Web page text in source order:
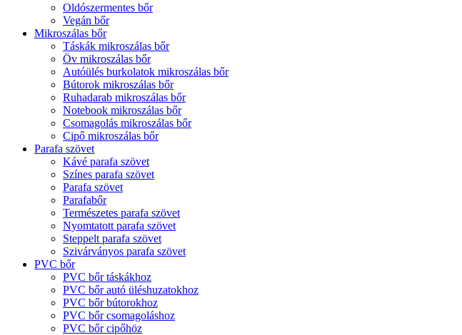
Oldószermentes bőr
Vegán bőr
Mikroszálas bőr
Táskák mikroszálas bőr
Öv mikroszálas bőr
Autóülés burkolatok mikroszálas bőr
Bútorok mikroszálas bőr
Ruhadarab mikroszálas bőr
Notebook mikroszálas bőr
Csomagolás mikroszálas bőr
Cipő mikroszálas bőr
Parafa szövet
Kávé parafa szövet
Színes parafa szövet
Parafa szövet
Parafabőr
Természetes parafa szövet
Nyomtatott parafa szövet
Steppelt parafa szövet
Szivárványos parafa szövet
PVC bőr
PVC bőr táskákhoz
PVC bőr autó üléshuzatokhoz
PVC bőr bútorokhoz
PVC bőr csomagoláshoz
PVC bőr cipőhöz